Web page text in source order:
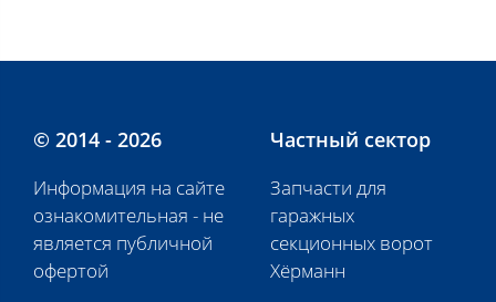
© 2014 - 2026
Информация на сайте
ознакомительная - не
является публичной
офертой
Частный сектор
Запчасти для
гаражных
секционных ворот
Хёрманн